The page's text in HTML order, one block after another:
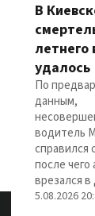
В
летнего
удалось
По
данным,
водитель
справился
после
врезался
5.08.2026